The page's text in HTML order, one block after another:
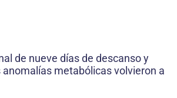
de nueve días de descanso y
anomalías metabólicas volvieron a